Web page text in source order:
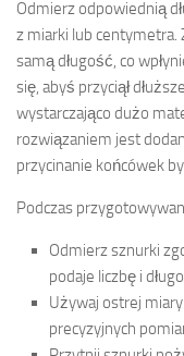
Odmierz odpowiednią
z miarki lub centymetra.
samą długość, co
się, abyś przyciął
wystarczająco dużo
rozwiązaniem jest
przycinanie końcówek
Podczas
Odmierz sznurki
podaje liczbę i
Używaj ostrej
precyzyjnych